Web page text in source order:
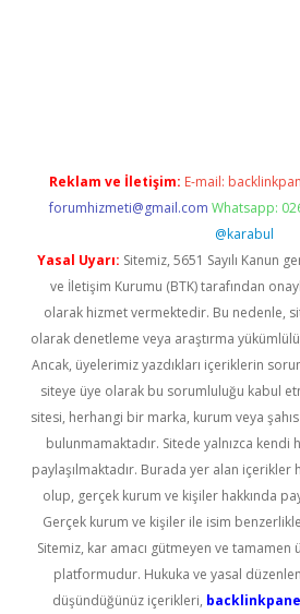
Reklam ve İletişim: E-mail:
forumhizmeti@gmail.com Whatsapp:
@karabul
Yasal Uyarı: Sitemiz, 5651 Sayılı Kanun
ve İletişim Kurumu (BTK) tarafından
olarak hizmet vermektedir. Bu nedenle,
olarak denetleme veya araştırma
Ancak, üyelerimiz yazdıkları içeriklerin
siteye üye olarak bu sorumluluğu kabul
sitesi, herhangi bir marka, kurum veya
bulunmamaktadır. Sitede yalnızca kendi
paylaşılmaktadır. Burada yer alan içerikler
olup, gerçek kurum ve kişiler hakkında
Gerçek kurum ve kişiler ile isim
Sitemiz, kar amacı gütmeyen ve tamamen
platformudur. Hukuka ve yasal
düşündüğünüz içerikleri,